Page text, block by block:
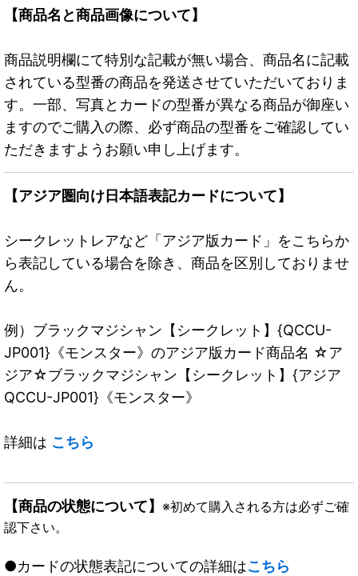
【商品名と商品画像について】
商品説明欄にて特別な記載が無い場合、商品名に記載
されている型番の商品を発送させていただいておりま
す。一部、写真とカードの型番が異なる商品が御座い
ますのでご購入の際、必ず商品の型番をご確認してい
ただきますようお願い申し上げます。
【アジア圏向け日本語表記カードについて】
シークレットレアなど「アジア版カード」をこちらか
ら表記している場合を除き、商品を区別しておりませ
ん。
例）ブラックマジシャン【シークレット】{QCCU-
JP001}《モンスター》のアジア版カード商品名 ☆ア
ジア☆ブラックマジシャン【シークレット】{アジア
QCCU-JP001}《モンスター》
詳細は こちら
【商品の状態について】 ※初めて購入される方は必ずご確
認下さい。
●カードの状態表記についての詳細はこちら